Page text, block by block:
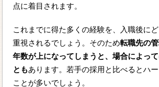
点に着目されます。
これまでに得た多くの経験を、入職後に
重視されるでしょう。そのため転職先の
年数が上になってしまうと、場合によっ
ともあります。若手の採用と比べるとハ
ことが多いでしょう。